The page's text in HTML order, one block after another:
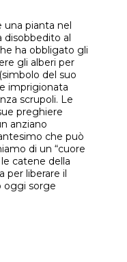
una pianta nel
disobbedito al
ha obbligato gli
gli alberi per
del suo
imprigionata
scrupoli. Le
preghiere
anziano
che può
di un “cuore
catene della
per liberare il
oggi sorge